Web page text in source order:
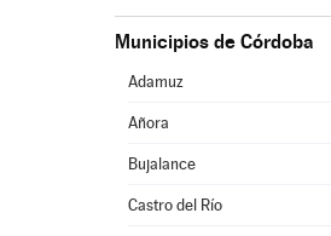
Municipios de Córdoba
Adamuz
Añora
Bujalance
Castro del Río